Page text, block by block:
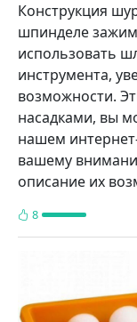
Конструкция
шпинделе
использовать
инструмента,
возможности.
насадками, вы
нашем
вашему
описание их
8